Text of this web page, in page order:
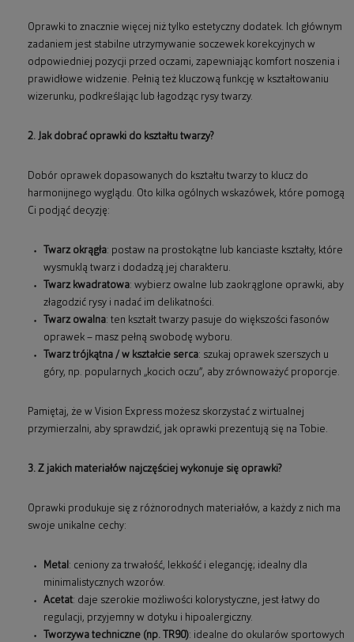
Oprawki to znacznie więcej niż tylko estetyczny dodatek. Ich głównym
zadaniem jest stabilne utrzymywanie soczewek korekcyjnych w
odpowiedniej pozycji przed oczami, zapewniając komfort noszenia i
prawidłowe widzenie. Pełnią też kluczową funkcję w kształtowaniu
wizerunku, podkreślając lub łagodząc rysy twarzy.
2. Jak dobrać oprawki do kształtu twarzy?
Dobór oprawek dopasowanych do kształtu twarzy to klucz do
harmonijnego wyglądu. Oto kilka ogólnych wskazówek, które pomogą
Ci podjąć decyzję:
Twarz okrągła: postaw na prostokątne lub kanciaste kształty, które
wysmuklą twarz i dodadzą jej charakteru.
Twarz kwadratowa: wybierz owalne lub zaokrąglone oprawki, aby
złagodzić rysy i nadać im delikatności.
Twarz owalna: ten kształt twarzy pasuje do większości fasonów
oprawek – masz pełną swobodę wyboru.
Twarz trójkątna / w kształcie serca: szukaj oprawek szerszych u
góry, np. popularnych „kocich oczu”, aby zrównoważyć proporcje.
Pamiętaj, że w Vision Express możesz skorzystać z wirtualnej
przymierzalni, aby sprawdzić, jak oprawki prezentują się na Tobie.
3. Z jakich materiałów najczęściej wykonuje się oprawki?
Oprawki produkuje się z różnorodnych materiałów, a każdy z nich ma
swoje unikalne cechy:
Metal : ceniony za trwałość, lekkość i elegancję; idealny dla
minimalistycznych wzorów.
Acetat: daje szerokie możliwości kolorystyczne, jest łatwy do
regulacji, przyjemny w dotyku i hipoalergiczny.
Tworzywa techniczne (np. TR90): idealne do okularów sportowych